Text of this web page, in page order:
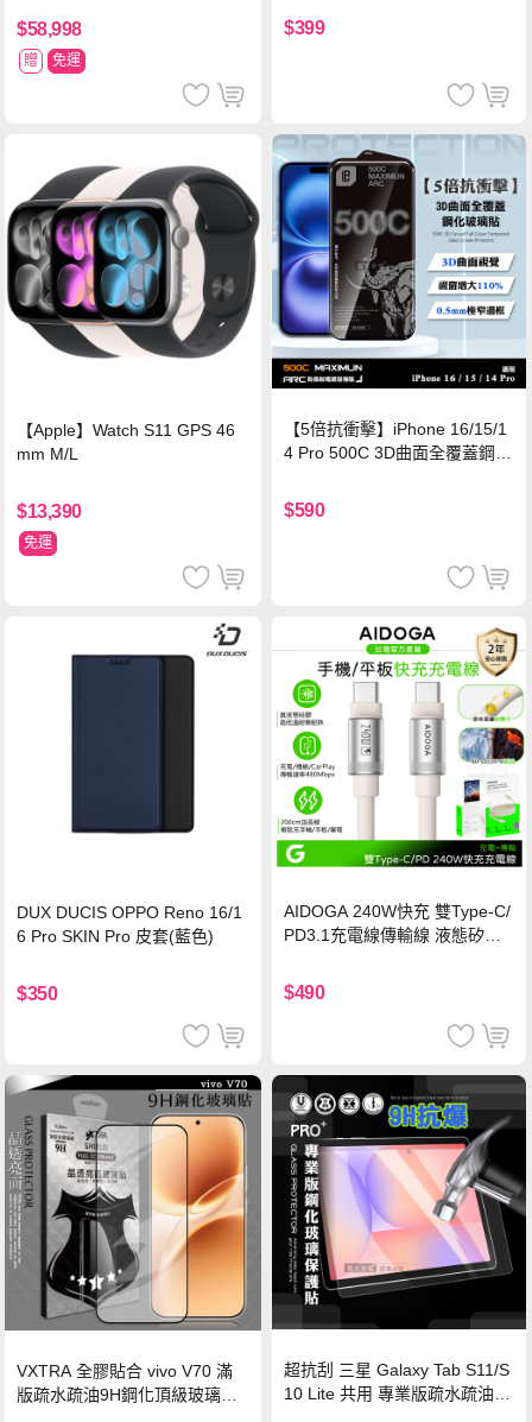
$58,998
贈 免運
$399
【Apple】Watch S11 GPS 46
mm M/L
$13,390
免運
【5倍抗衝擊】iPhone 16/15/1
4 Pro 500C 3D曲面全覆蓋鋼化
保護貼
$590
DUX DUCIS OPPO Reno 16/1
6 Pro SKIN Pro 皮套(藍色)
$350
AIDOGA 240W快充 雙Type-C/
PD3.1充電線傳輸線 液態矽膠
機/平板/筆電
$490
VXTRA 全膠貼合 vivo V70 滿
版疏水疏油9H鋼化頂級玻璃貼
超抗刮 三星 Galaxy Tab S11/S
10 Lite 共用 專業版疏水疏油9